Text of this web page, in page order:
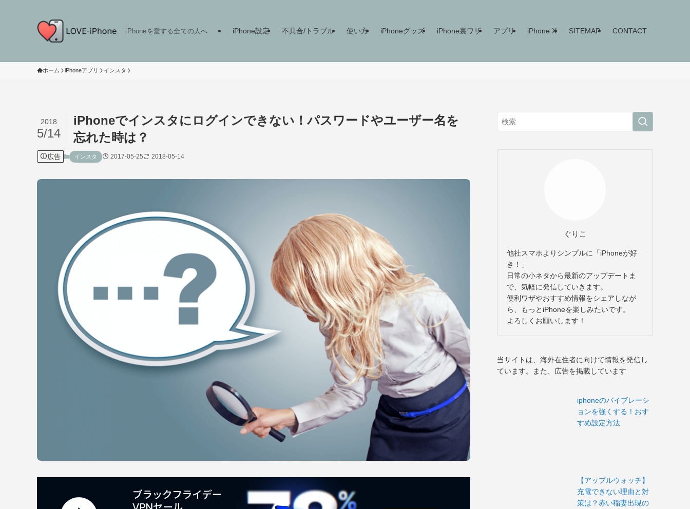
iPhoneを愛する全ての人へ iPhone設定 不具合/トラブル 使い方 iPhoneグッズ iPhone裏ワザ アプリ iPhone X SITEMAP CONTACT
ホーム iPhoneアプリ インスタ
iPhoneでインスタにログインできない！パスワードやユーザー名を
忘れた時は？
2018
5/14
広告 インスタ 2017-05-25 2018-05-14
ぐりこ
他社スマホよりシンプルに「iPhoneが好
き！」
日常の小ネタから最新のアップデートま
で、気軽に発信していきます。
便利ワザやおすすめ情報をシェアしなが
ら、もっとiPhoneを楽しみたいです。
よろしくお願いします！
当サイトは、海外在住者に向けて情報を発信し
ています。また、広告を掲載しています
iphoneのバイブレーシ
ョンを強くする！おす
すめ設定方法
【アップルウォッチ】
充電できない理由と対
策は？赤い稲妻出現の